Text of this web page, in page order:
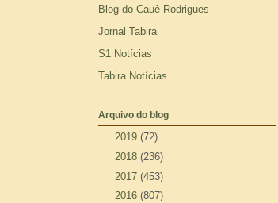
Blog do Cauê Rodrigues
Jornal Tabira
S1 Notícias
Tabira Notícias
Arquivo do blog
2019 (72)
2018 (236)
2017 (453)
2016 (807)